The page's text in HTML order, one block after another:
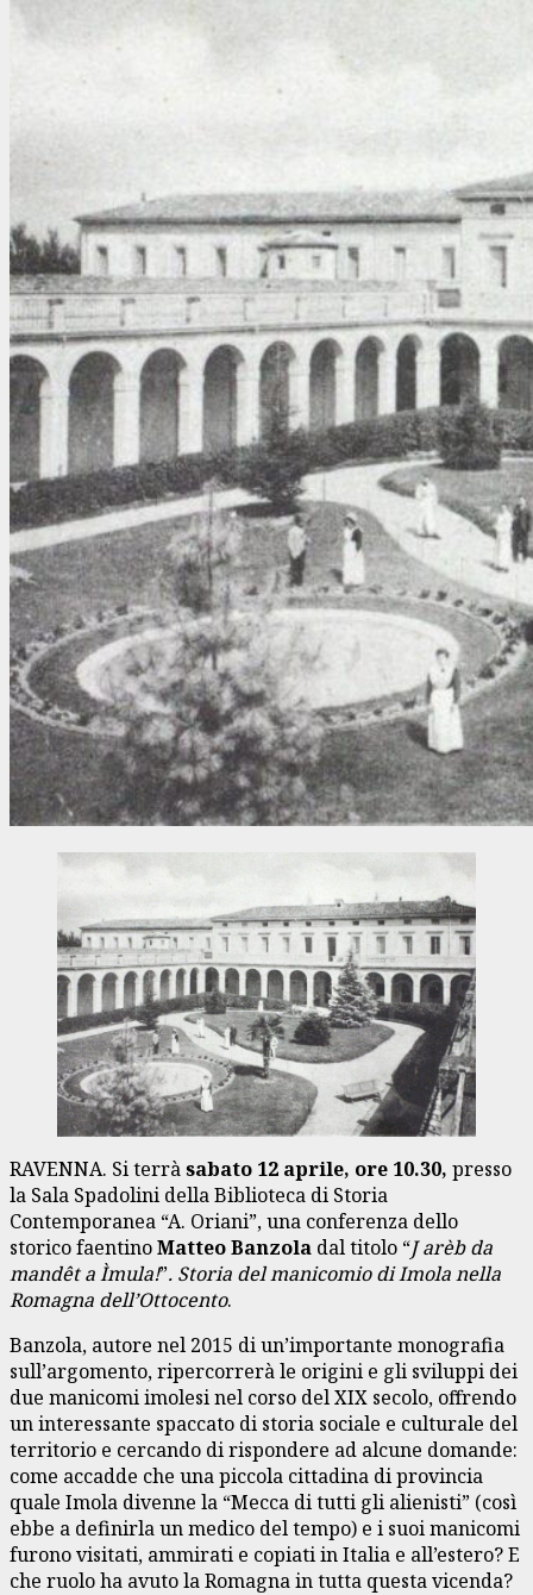
RAVENNA. Si terràsabato 12 aprile, ore 10.30, presso
la Sala Spadolini della Biblioteca di Storia
Contemporanea “A. Oriani”, una conferenza dello
storico faentinoMatteo Banzola dal titolo “J arèb da
mandêt a Ìmula!”. Storia del manicomio di Imola nella
Romagna dell’Ottocento.
Banzola, autore nel 2015 di un’importante monografia
sull’argomento, ripercorrerà le origini e gli sviluppi dei
due manicomi imolesi nel corso del XIX secolo, offrendo
un interessante spaccato di storia sociale e culturale del
territorio e cercando di rispondere ad alcune domande:
come accadde che una piccola cittadina di provincia
quale Imola divenne la “Mecca di tutti gli alienisti” (così
ebbe a definirla un medico del tempo) e i suoi manicomi
furono visitati, ammirati e copiati in Italia e all’estero? E
che ruolo ha avuto la Romagna in tutta questa vicenda?